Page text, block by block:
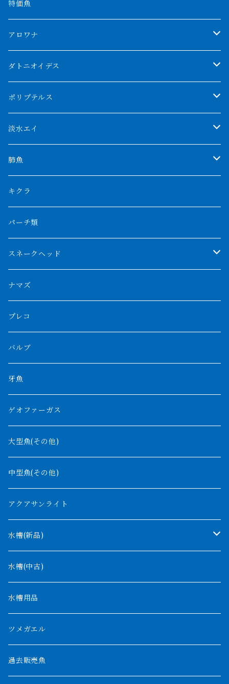
特価魚
アロワナ
クンパイ
アブソリュートレッド
AGUS スーパーレッドF4
特殊アロワナ
厳選 過背金龍
フルゴールデンクロスバック
ブルーベースクロスバック
BILLY-KENオリジナルブランド紅龍
チョッパーレッド
ブルレッド
その他アジアアロワナ
特殊個体
紅龍
バンジャール
シルバーアロワナ
ブラックアロワナ
ノーザンバラムンディ
その他アロワナ
ダトニオイデス
シャムタイガー
特殊ダトニオ
ダトニオプラスワン
リアルバンド
フォークバンド
フォーバータイガー
メニーバータイガー
ニューギニアダトニオ
ポリプテルス
モンスターポリプ
特殊ポリプ
プラチナ個体
ショート個体
ハイブリッドポリプ
エンドリケリー
ギニア
ナイジェリア
ナイルビチャー
ナポレオンビチャー
バロ川
ビキールビキール
トゥルカナ湖
オモ川
タンガニーカビチャー
アンソルギー
コウロントン
ラプラディ
ギニア
ナイジェリア
コンギクス
オルナティピンニス
コンゴ
タンガニーカ
ウィークシー
モケレンベンベ
デルヘッジ
ザイールグリーン
パルマス
ポーリー
セネガルス
淡水エイ
シナガワダイヤ
ダイヤモンドポルカ
クロコダイル
その他淡水エイ
肺魚
ネオケラ
その他肺魚
キクラ
パーチ類
スネークヘッド
チャンナバルカ
大型スネークヘッド
中型スネークヘッド
小型スネークヘッド
ナマズ
プレコ
バルブ
牙魚
ゲオファーガス
大型魚(その他)
中型魚(その他)
アクアサンライト
水槽(新品)
1200mm以下
1500mm
1800mm
2000mm以上
水槽(中古)
水槽用品
ツメガエル
過去販売魚